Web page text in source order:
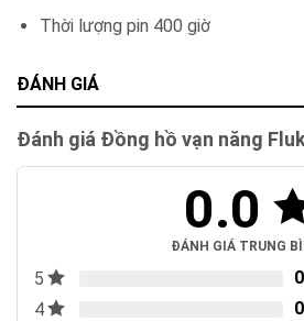
Thời lượng pin 400 giờ
ĐÁNH GIÁ
Đánh giá Đồng hồ vạn năng
0.0
ĐÁNH GIÁ TRUNG
5
4